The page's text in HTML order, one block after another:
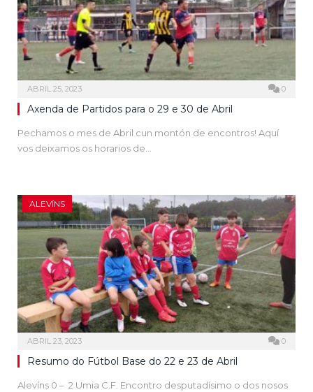
ABRIL 25, 2023 0
Axenda de Partidos para o 29 e 30 de Abril
Pechamos o mes de Abril cun montón de encontros! Aquí
vos deixamos os horarios de…
ALEVÍNS
ABRIL 23, 2023 0
Resumo do Fútbol Base do 22 e 23 de Abril
Alevíns 0 – 2 Umia C.F. Encontro desputadísimo o dos nosos